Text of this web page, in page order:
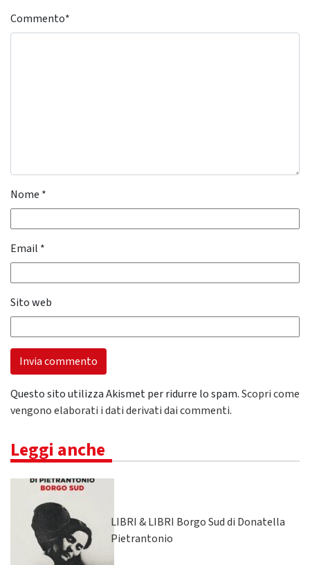
Commento*
Nome *
Email *
Sito web
Questo sito utilizza Akismet per ridurre lo spam.Scopri come
vengono elaborati i dati derivati dai commenti.
Leggi anche
LIBRI & LIBRI Borgo Sud di Donatella
Pietrantonio